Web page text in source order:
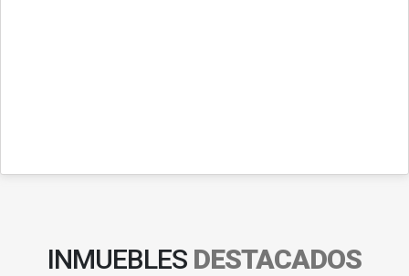
INMUEBLES DESTACADOS